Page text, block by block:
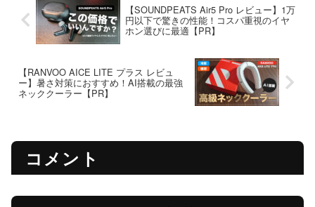
【SOUNDPEATS Air5 Pro レビュー】1万
円以下で驚きの性能！コスパ重視のイヤ
ホン選びに最適【PR】
【RANVOO AICE LITE プラス レビュ
ー】暑さ対策におすすめ！AI搭載の最強
ネッククーラー【PR】
コメント